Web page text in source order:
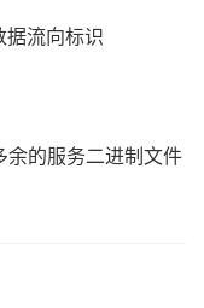
据流向标识
的服务二进制文件